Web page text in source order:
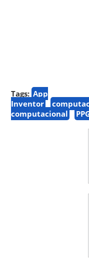
Tags: App
Inventor
computacional